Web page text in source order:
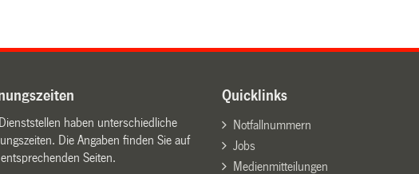
haben unterschiedliche
Die Angaben finden Sie auf
Seiten.
Quicklinks
Notfallnummern
Jobs
Medienmitteilungen